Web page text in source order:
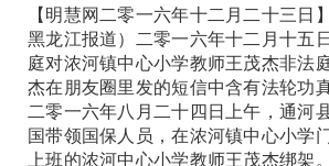
【明慧网二零一六年十二月二十三日
黑龙江报道）二零一六年十二月十五
庭对浓河镇中心小学教师王茂杰非法
杰在朋友圈里发的短信中含有法轮功
二零一六年八月二十四日上午，通河
国带领国保人员，在浓河镇中心小学
上班的浓河中心小学教师王茂杰绑架